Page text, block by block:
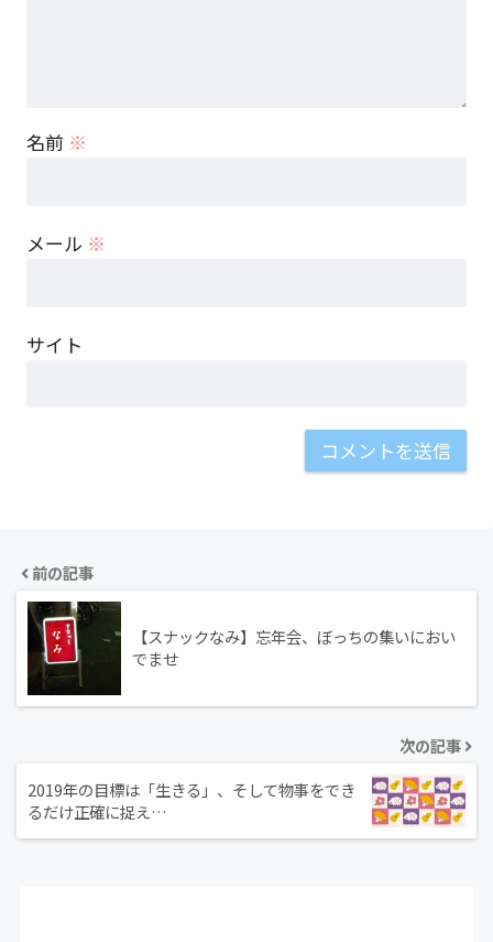
名前 ※
メール ※
サイト
前の記事
【スナックなみ】忘年会、ぼっちの集いにおい
でませ
次の記事
2019年の目標は「生きる」、そして物事をでき
るだけ正確に捉え…